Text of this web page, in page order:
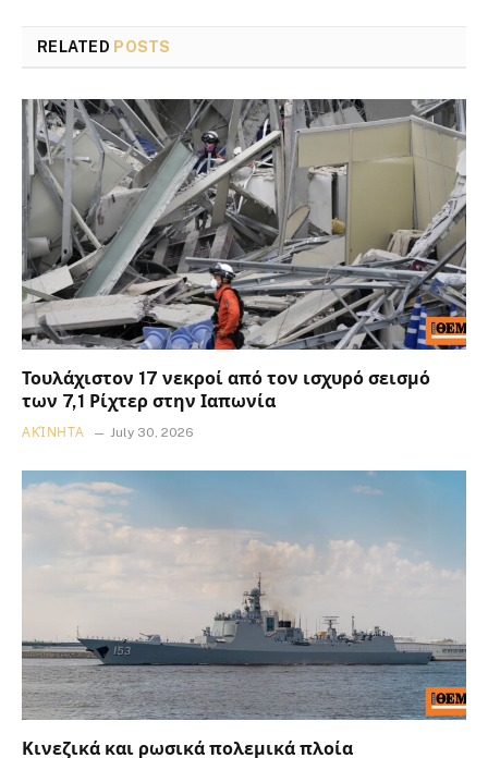
RELATED POSTS
Τουλάχιστον 17 νεκροί από τον ισχυρό σεισμό
των 7,1 Ρίχτερ στην Ιαπωνία
ΑΚΊΝΗΤΑ July 30, 2026
Κινεζικά και ρωσικά πολεμικά πλοία